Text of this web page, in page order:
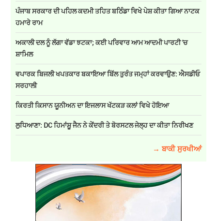
ਪੰਜਾਬ ਸਰਕਾਰ ਦੀ ਪਹਿਲ ਕਦਮੀ ਤਹਿਤ ਬਠਿੰਡਾ ਵਿਖੇ ਪੇਸ਼ ਕੀਤਾ ਗਿਆ ਨਾਟਕ
ਹਮਾਰੇ ਰਾਮ
ਅਕਾਲੀ ਦਲ ਨੂੰ ਲੱਗਾ ਵੱਡਾ ਝਟਕਾ; ਕਈ ਪਰਿਵਾਰ ਆਮ ਆਦਮੀ ਪਾਰਟੀ 'ਚ
ਸ਼ਾਮਿਲ
ਵਪਾਰਕ ਬਿਜਲੀ ਖਪਤਕਾਰ ਬਕਾਇਆ ਬਿੱਲ ਤੁਰੰਤ ਜਮ੍ਹਾਂ ਕਰਵਾਉਣ: ਐਸਡੀਓ
ਸਰਹਾਲੀ
ਕਿਰਤੀ ਕਿਸਾਨ ਯੂਨੀਅਨ ਦਾ ਇਜਲਾਸ ਖੱਟਕੜ ਕਲਾਂ ਵਿਖੇ ਹੋਇਆ
ਲੁਧਿਆਣਾ: DC ਹਿਮਾਂਸ਼ੂ ਜੈਨ ਨੇ ਕੇਂਦਰੀ ਤੇ ਬੋਰਸਟਲ ਜੇਲ੍ਹ ਦਾ ਕੀਤਾ ਨਿਰੀਖਣ
→ ਬਾਕੀ ਸੁਰਖੀਆਂ